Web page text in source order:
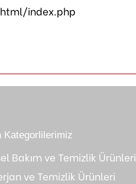
index.php
Kategorlilerimiz
Bakım ve Temizlik Ürünleri
ve Temizlik Ürünleri